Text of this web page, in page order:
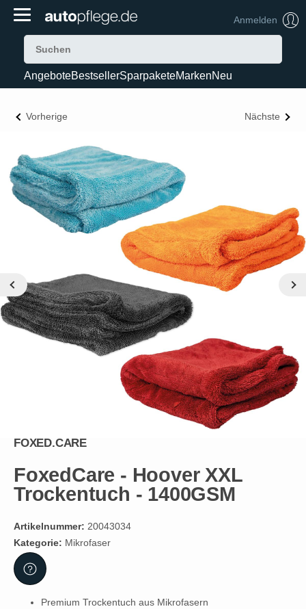
Anmelden
AngeboteBestsellerSparpaketeMarkenNeu
Vorherige Nächste
FOXED.CARE
FoxedCare - Hoover XXL
Trockentuch - 1400GSM
Artikelnummer: 20043034
Kategorie: Mikrofaser
Premium Trockentuch aus Mikrofasern